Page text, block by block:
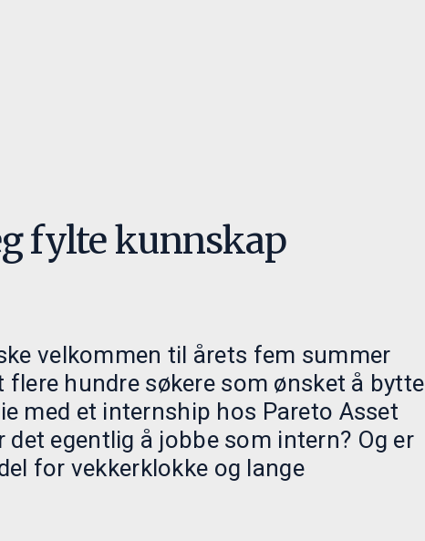
fylte kunnskap
velkommen til årets fem summer
hundre søkere som ønsket å bytte
med et internship hos Pareto Asset
det egentlig å jobbe som intern? Og er
for vekkerklokke og lange